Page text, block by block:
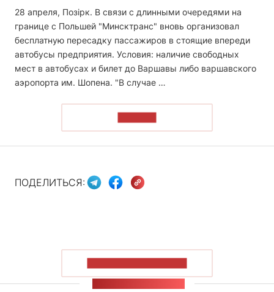
28 апреля, Позірк. В связи с длинными очередями на
границе с Польшей "Минсктранс" вновь организовал
бесплатную пересадку пассажиров в стоящие впереди
автобусы предприятия. Условия: наличие свободных
мест в автобусах и билет до Варшавы либо варшавского
аэропорта им. Шопена. "В случае …
ПОДЕЛИТЬСЯ: